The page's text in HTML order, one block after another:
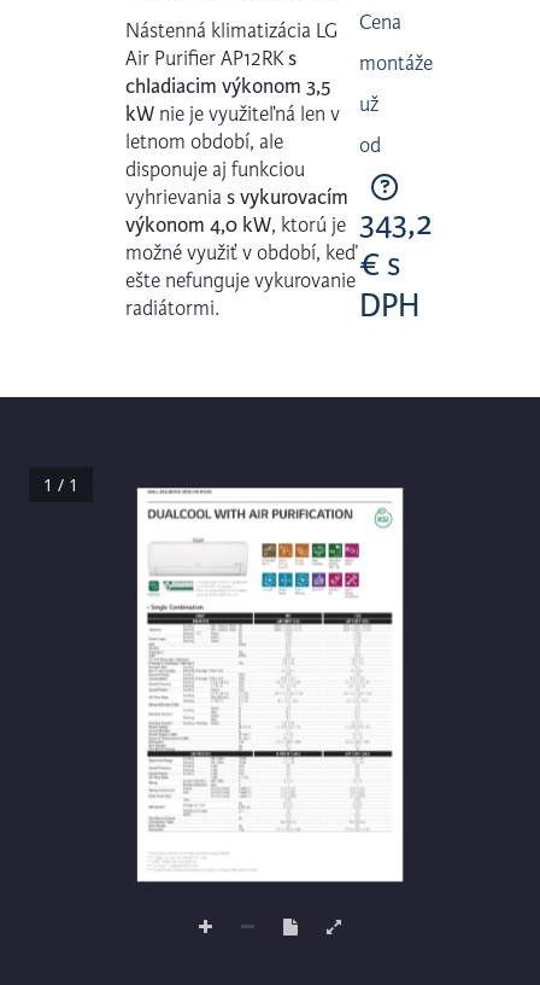
Nástenná klimatizácia LG
Air Purifier AP12RKs
chladiacim výkonom 3,5
kW nie je využiteľná len v
letnom období, ale
disponuje aj funkciou
vyhrievaniasvykurovacím
výkonom 4,0 kW, ktorú je
možné využiť v období, keď
ešte nefunguje vykurovanie
radiátormi.
Cena
montáže
už
od
343,2
€ s
DPH
1 / 1